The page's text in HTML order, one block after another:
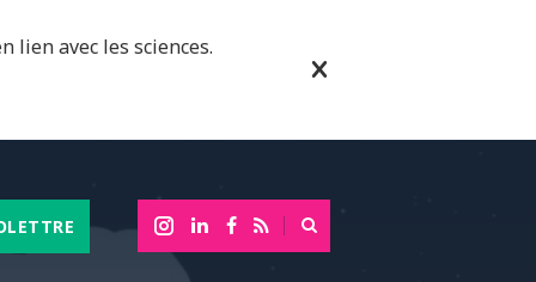
lien avec les sciences.